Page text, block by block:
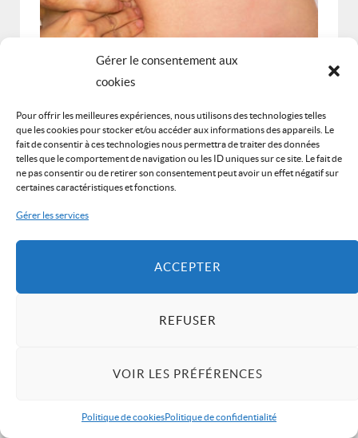
Gérer le consentement aux
cookies
Pour offrir les meilleures expériences, nous utilisons des technologies telles
que les cookies pour stocker et/ou accéder aux informations des appareils. Le
fait de consentir à ces technologies nous permettra de traiter des données
telles que le comportement de navigation ou les ID uniques sur ce site. Le fait de
ne pas consentir ou de retirer son consentement peut avoir un effet négatif sur
certaines caractéristiques et fonctions.
Gérer les services
ACCEPTER
REFUSER
VOIR LES PRÉFÉRENCES
Politique de cookiesPolitique de confidentialité